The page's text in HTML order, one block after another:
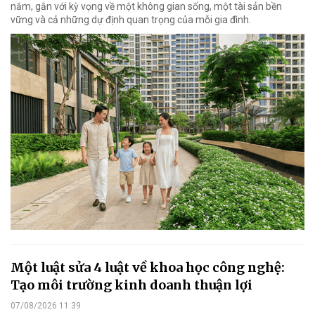
năm, gắn với kỳ vọng về một không gian sống, một tài sản bền
vững và cả những dự định quan trọng của mỗi gia đình.
Một luật sửa 4 luật về khoa học công nghệ:
Tạo môi trường kinh doanh thuận lợi
07/08/2026 11:39